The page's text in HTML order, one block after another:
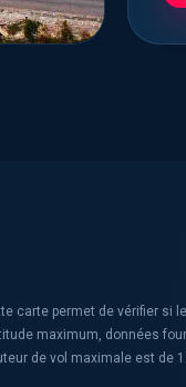
carte permet de vérifier si
maximum, données
de vol maximale est de